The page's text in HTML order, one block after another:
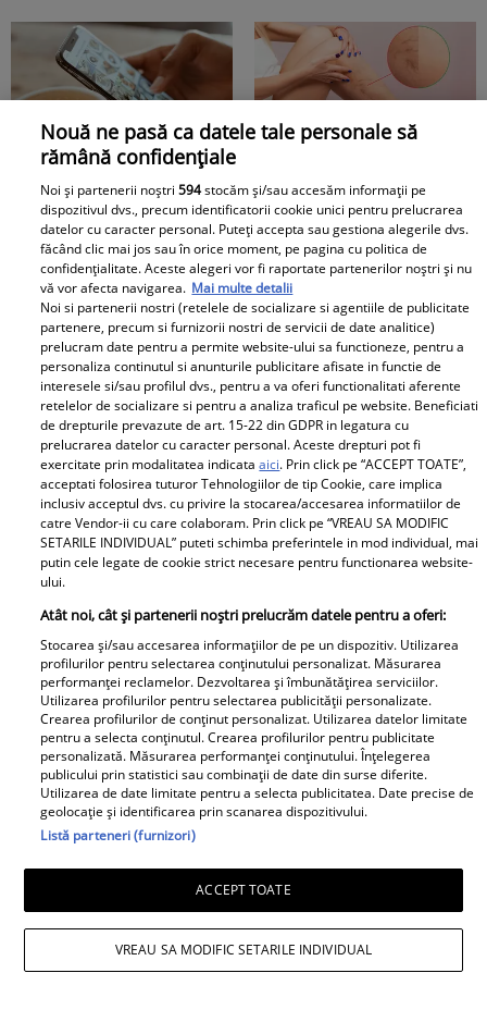
împrumutul de
menținerea TVA și a
taxelor pe salarii și
pensii
Marii Britanii
Bateria telefonului intră
într-o nouă eră.
Schimbarea care ar
putea elimina una
dintre cele mai mari
probleme ale
utilizatorilor
pe caniculă? Medicii
spun că acesta poate fi
un semn al varicelor
TV Mania
Cum arată Carmen
Brumă la 49 de ani, deși
a mâncat desert zilnic
în vacanță: «Nu e
noroc!» [FOTO]
Loredana Groza a
publicat poza din 1995!
Cum arăta înainte de
operații: «Nici n-aș avea
timp» [FOTO]
Imagini din vila de
500.000 € a Antoniei și
a lui Alex Velea! Cum
arată interiorul desprins
din filme [GALERIE
FOTO]
Fără filtre pe plajă! Cele
mai spectaculoase poze
cu vedetele noastre în
costum de baie [FOTO]
CSID.ro
Nouă ne pasă ca datele tale personale să
rămână confidențiale
Noi și partenerii noștri594stocăm și/sau accesăm informații pe
dispozitivul dvs., precum identificatorii cookie unici pentru prelucrarea
datelor cu caracter personal. Puteți accepta sau gestiona alegerile dvs.
făcând clic mai jos sau în orice moment, pe pagina cu politica de
confidențialitate. Aceste alegeri vor fi raportate partenerilor noștri și nu
vă vor afecta navigarea. Mai multe detalii
Noi si partenerii nostri (retelele de socializare si agentiile de publicitate
partenere, precum si furnizorii nostri de servicii de date analitice)
prelucram date pentru a permite website-ului sa functioneze, pentru a
personaliza continutul si anunturile publicitare afisate in functie de
interesele si/sau profilul dvs., pentru a va oferi functionalitati aferente
retelelor de socializare si pentru a analiza traficul pe website. Beneficiati
de drepturile prevazute de art. 15-22 din GDPR in legatura cu
prelucrarea datelor cu caracter personal. Aceste drepturi pot fi
exercitate prin modalitatea indicataaici. Prin click pe “ACCEPT TOATE”,
acceptati folosirea tuturor Tehnologiilor de tip Cookie, care implica
inclusiv acceptul dvs. cu privire la stocarea/accesarea informatiilor de
catre Vendor-ii cu care colaboram. Prin click pe “VREAU SA MODIFIC
SETARILE INDIVIDUAL” puteti schimba preferintele in mod individual, mai
putin cele legate de cookie strict necesare pentru functionarea website-
ului.
Atât noi, cât și partenerii noștri prelucrăm datele pentru a oferi:
Stocarea și/sau accesarea informațiilor de pe un dispozitiv. Utilizarea
profilurilor pentru selectarea conținutului personalizat. Măsurarea
performanței reclamelor. Dezvoltarea și îmbunătățirea serviciilor.
Utilizarea profilurilor pentru selectarea publicității personalizate.
Crearea profilurilor de conținut personalizat. Utilizarea datelor limitate
pentru a selecta conținutul. Crearea profilurilor pentru publicitate
personalizată. Măsurarea performanței conținutului. Înțelegerea
publicului prin statistici sau combinații de date din surse diferite.
Utilizarea de date limitate pentru a selecta publicitatea. Date precise de
geolocație și identificarea prin scanarea dispozitivului.
Listă parteneri (furnizori)
ACCEPT TOATE
VREAU SA MODIFIC SETARILE INDIVIDUAL